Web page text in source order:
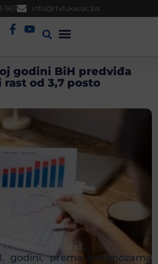
967 info@rtvlukavac.ba
godini BiH predviđa
od 3,7 posto
godini, prema prognozama